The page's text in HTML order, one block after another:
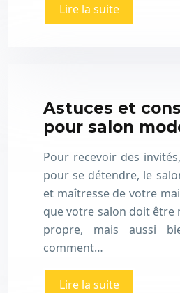
Lire la suite
Astuces et
pour salon
Pour recevoir des
pour se détendre, le
et maîtresse de votre
que votre salon doit être
propre, mais aussi
comment…
Lire la suite